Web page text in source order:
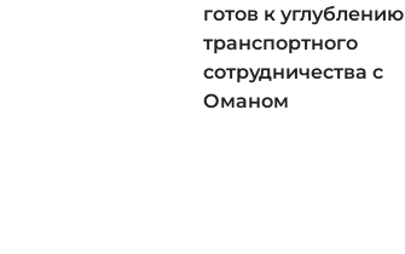
готов к углублению
транспортного
сотрудничества с
Оманом